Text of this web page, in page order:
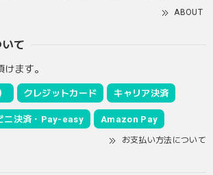
ABOUT
て
ます。
クレジットカード キャリア決済
ニ決済・Pay-easy Amazon Pay
お支払い方法について